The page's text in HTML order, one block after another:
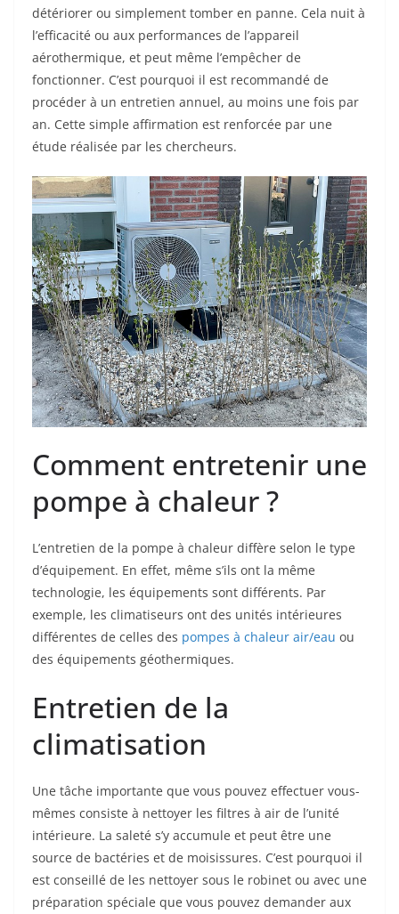
détériorer ou simplement tomber en panne. Cela nuit à
l’efficacité ou aux performances de l’appareil
aérothermique, et peut même l’empêcher de
fonctionner. C’est pourquoi il est recommandé de
procéder à un entretien annuel, au moins une fois par
an. Cette simple affirmation est renforcée par une
étude réalisée par les chercheurs.
Comment entretenir une
pompe à chaleur ?
L’entretien de la pompe à chaleur diffère selon le type
d’équipement. En effet, même s’ils ont la même
technologie, les équipements sont différents. Par
exemple, les climatiseurs ont des unités intérieures
différentes de celles des pompes à chaleur air/eau ou
des équipements géothermiques.
Entretien de la
climatisation
Une tâche importante que vous pouvez effectuer vous-
mêmes consiste à nettoyer les filtres à air de l’unité
intérieure. La saleté s’y accumule et peut être une
source de bactéries et de moisissures. C’est pourquoi il
est conseillé de les nettoyer sous le robinet ou avec une
préparation spéciale que vous pouvez demander aux